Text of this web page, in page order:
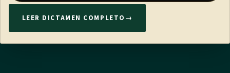
LEER DICTAMEN COMPLETO →